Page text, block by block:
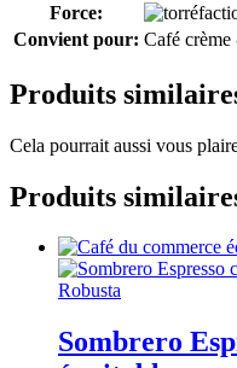
Force:
Convient pour: Café
Produits
Cela pourrait aussi vous
Produits
Robusta
Sombrero